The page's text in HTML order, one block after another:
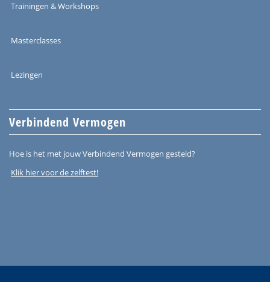
Trainingen & Workshops
Masterclasses
Lezingen
Verbindend Vermogen
Hoe is het met jouw Verbindend Vermogen gesteld?
Klik hier voor de zelftest!